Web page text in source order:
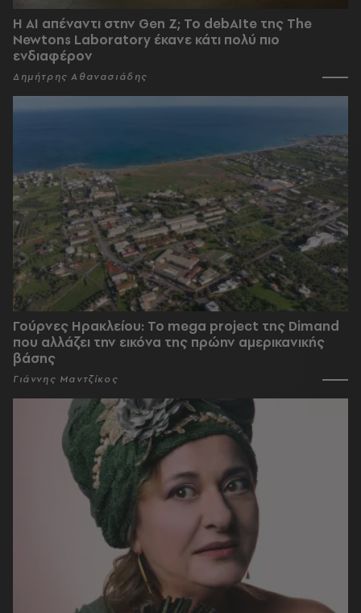
Η AI απέναντι στην Gen Z; Το debAIte της The
Newtons Laboratory έκανε κάτι πολύ πιο
ενδιαφέρον
Δημήτρης Αθανασιάδης
Γούρνες Ηρακλείου: To mega project της Dimand
που αλλάζει την εικόνα της πρώην αμερικανικής
βάσης
Γιάννης Μαντζίκος